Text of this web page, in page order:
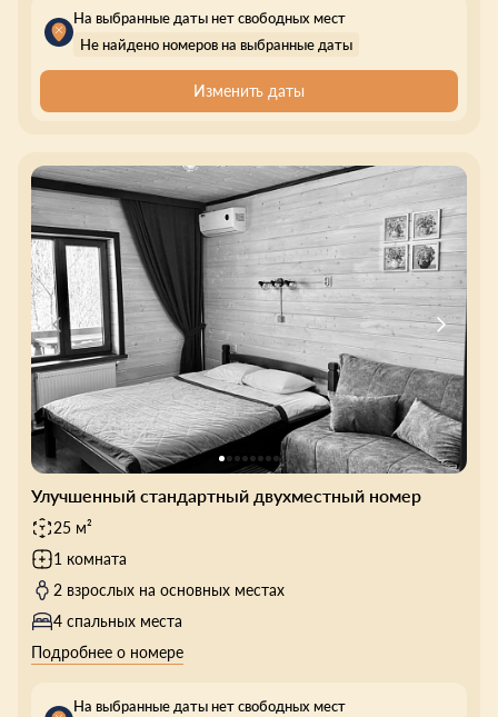
На выбранные даты нет свободных мест
Не найдено номеров на выбранные даты
Изменить даты
Улучшенный стандартный двухместный номер
25 м²
1 комната
2 взрослых на основных местах
4 спальных места
Подробнее о номере
На выбранные даты нет свободных мест